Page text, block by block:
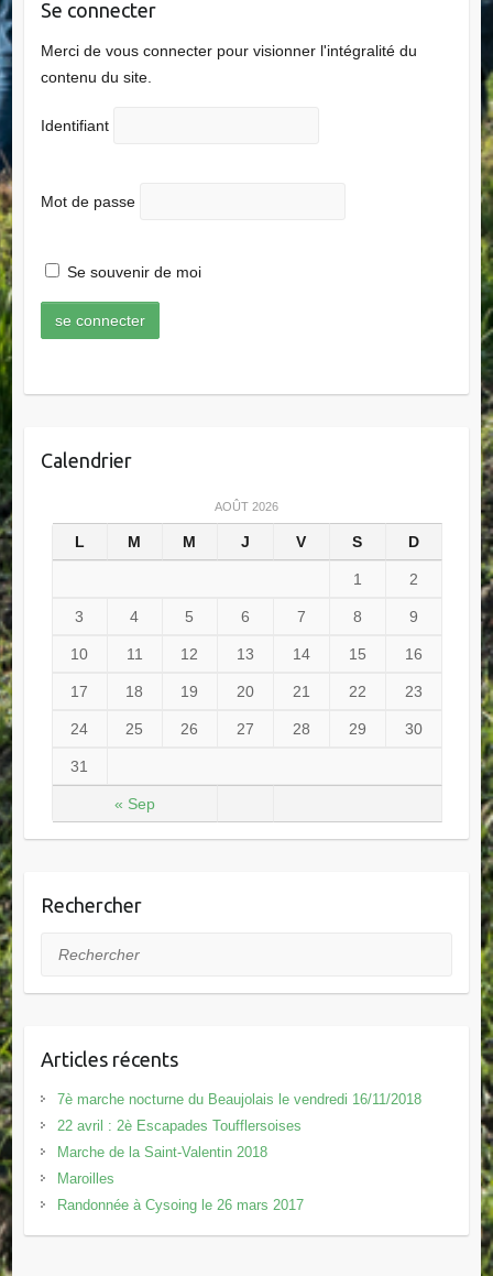
Se connecter
Merci de vous connecter pour visionner l'intégralité du
contenu du site.
Identifiant
Mot de passe
Se souvenir de moi
Calendrier
AOÛT 2026
L M M J V S D
« Sep
1 2
3 4 5 6 7 8 9
10 11 12 13 14 15 16
17 18 19 20 21 22 23
24 25 26 27 28 29 30
31
Rechercher
Rechercher
Articles récents
7è marche nocturne du Beaujolais le vendredi 16/11/2018
22 avril : 2è Escapades Toufflersoises
Marche de la Saint-Valentin 2018
Maroilles
Randonnée à Cysoing le 26 mars 2017